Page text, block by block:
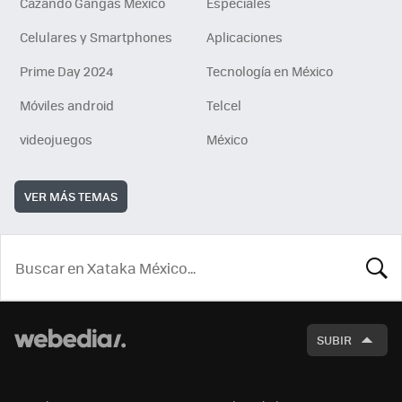
Celulares y Smartphones
Aplicaciones
Prime Day 2024
Tecnología en México
Móviles android
Telcel
videojuegos
México
VER MÁS TEMAS
SUBIR